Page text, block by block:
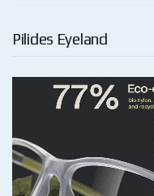
Pilides Eyeland